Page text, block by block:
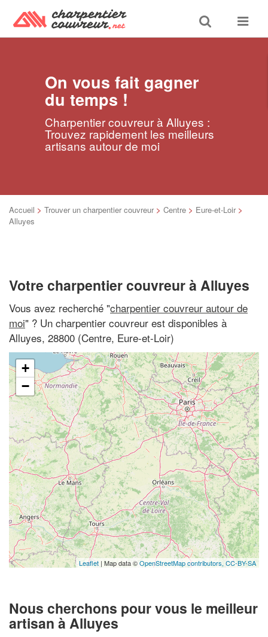
Toggle
search
Toggle
On vous fait gagner
du temps !
Charpentier couvreur à Alluyes :
Trouvez rapidement les meilleurs
artisans autour de moi
Accueil > Trouver un charpentier couvreur > Centre > Eure-et-Loir >
Alluyes
Votre charpentier couvreur à Alluyes
Vous avez recherché "charpentier couvreur autour de
moi" ? Un charpentier couvreur est disponibles à
Alluyes, 28800 (Centre, Eure-et-Loir)
+
−
Leaflet | Map data ©OpenStreetMap contributors, CC-BY-SA
Nous cherchons pour vous le meilleur
artisan à Alluyes